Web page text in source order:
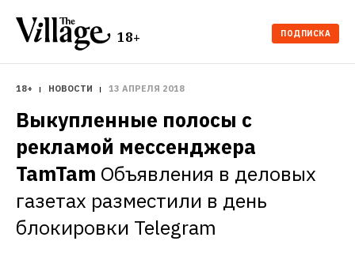
18+ ПОДПИСКА
18+ НОВОСТИ 13 АПРЕЛЯ 2018
Выкупленные полосы c
рекламой мессенджера
TamTam Объявления в деловых
газетах разместили в день
блокировки Telegram